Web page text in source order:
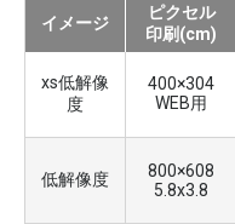
イメージ
ピクセル
印刷(cm)
xs低解像
度
400×304
WEB用
低解像度
800×608
5.8x3.8